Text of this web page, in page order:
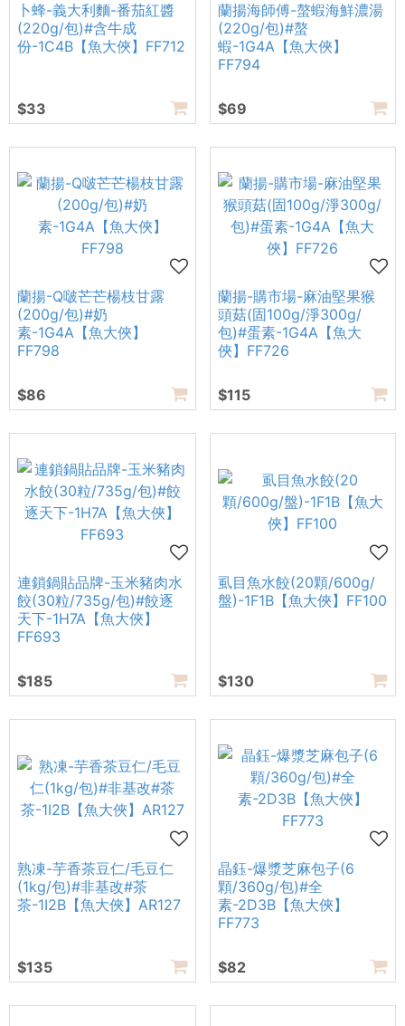
卜蜂-義大利麵-番茄紅醬
(220g/包)#含牛成
份-1C4B【魚大俠】FF712
$33
蘭揚海師傅-螯蝦海鮮濃湯
(220g/包)#螯
蝦-1G4A【魚大俠】
FF794
$69
蘭揚-Q啵芒芒楊枝甘露
(200g/包)#奶
素-1G4A【魚大俠】
FF798
$86
蘭揚-購市場-麻油堅果猴
頭菇(固100g/淨300g/
包)#蛋素-1G4A【魚大
俠】FF726
$115
連鎖鍋貼品牌-玉米豬肉水
餃(30粒/735g/包)#餃逐
天下-1H7A【魚大俠】
FF693
$185
虱目魚水餃(20顆/600g/
盤)-1F1B【魚大俠】FF100
$130
熟凍-芋香茶豆仁/毛豆仁
(1kg/包)#非基改#茶
茶-1I2B【魚大俠】AR127
$135
晶鈺-爆漿芝麻包子(6
顆/360g/包)#全
素-2D3B【魚大俠】
FF773
$82